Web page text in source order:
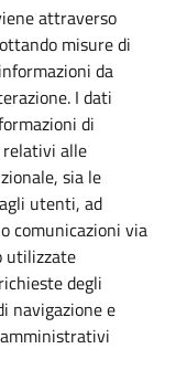
attraverso
misure di
da
I dati
di
relativi alle
sia le
utenti, ad
comunicazioni via
utilizzate
degli
navigazione e